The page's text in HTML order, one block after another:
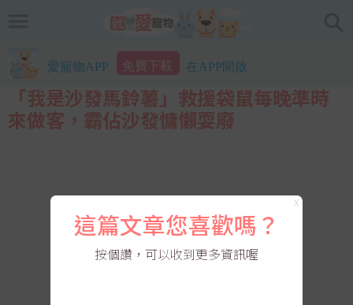
愛寵物APP 免費下載 在APP開啟
「我是沙發馬鈴薯」救援袋鼠每晚準時
來做客，霸佔沙發慵懶耍廢
X
這篇文章您喜歡嗎？
按個讚，可以收到更多資訊喔